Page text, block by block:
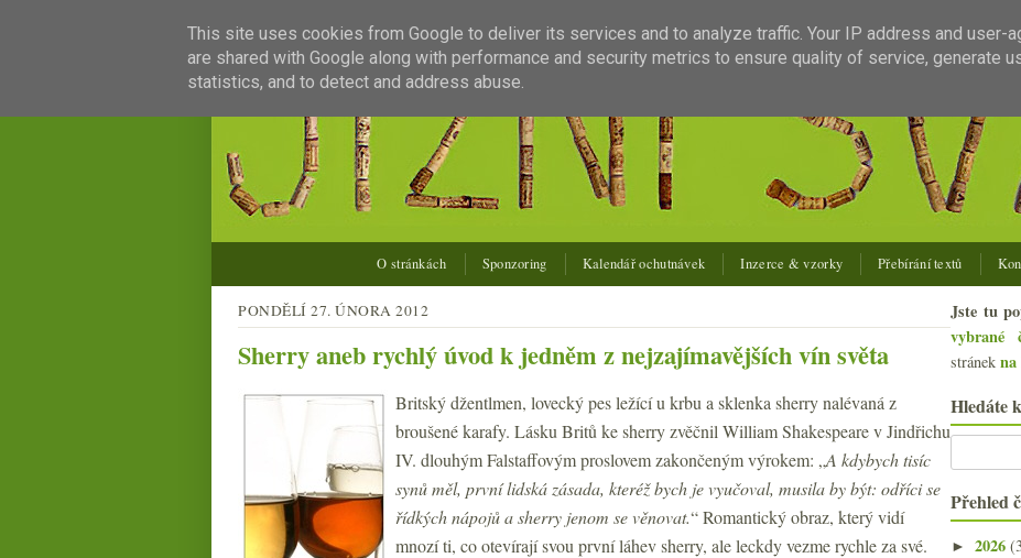
O stránkách Sponzoring Kalendář ochutnávek Inzerce & vzorky Přebírání textů
PONDĚLÍ 27. ÚNORA 2012
Sherry aneb rychlý úvod k jedněm z nejzajímavějších vín světa
Britský džentlmen, lovecký pes ležící u krbu a sklenka sherry nalévaná z
broušené karafy. Lásku Britů ke sherry zvěčnil William Shakespeare v Jindřichu
IV. dlouhým Falstaffovým proslovem zakončeným výrokem: „A kdybych tisíc
synů měl, první lidská zásada, kteréž bych je vyučoval, musila by být: odříci se
řídkých nápojů a sherry jenom se věnovat.“ Romantický obraz, který vidí
mnozí ti, co otevírají svou první láhev sherry, ale leckdy vezme rychle za své.
Jste tu
vybrané
stránek na
Hledáte
Přehled
► 2026
This site uses cookies from Google to deliver its services and to analyze traffic. Your IP address and user-
are shared with Google along with performance and security metrics to ensure quality of service, generate
statistics, and to detect and address abuse.